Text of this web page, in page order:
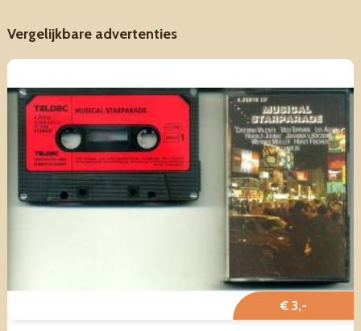
Vergelijkbare advertenties
€ 3,-